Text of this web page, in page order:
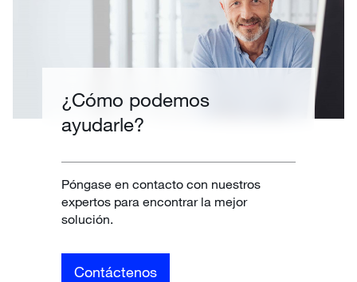
¿Cómo podemos
ayudarle?
Póngase en contacto con nuestros
expertos para encontrar la mejor
solución.
Contáctenos